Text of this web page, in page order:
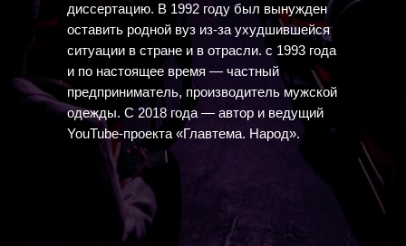
диссертацию. В 1992 году был вынужден
оставить родной вуз из-за ухудшившейся
ситуации в стране и в отрасли. с 1993 года
и по настоящее время — частный
предприниматель, производитель мужской
одежды. С 2018 года — автор и ведущий
YouTube-проекта «Главтема. Народ».